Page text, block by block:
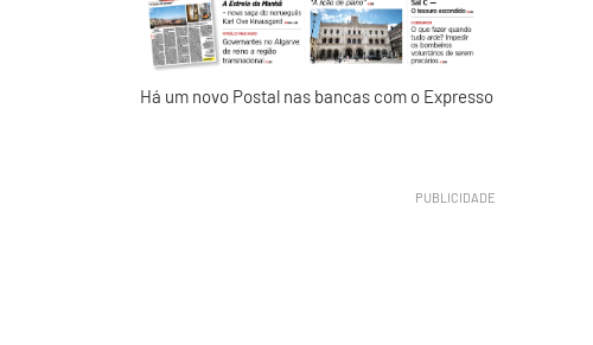
Há um novo Postal nas bancas com o Expresso